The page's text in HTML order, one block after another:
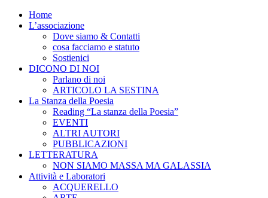
Home
L’associazione
Dove siamo & Contatti
cosa facciamo e statuto
Sostienici
DICONO DI NOI
Parlano di noi
ARTICOLO LA SESTINA
La Stanza della Poesia
Reading “La stanza della Poesia”
EVENTI
ALTRI AUTORI
PUBBLICAZIONI
LETTERATURA
NON SIAMO MASSA MA GALASSIA
Attività e Laboratori
ACQUERELLO